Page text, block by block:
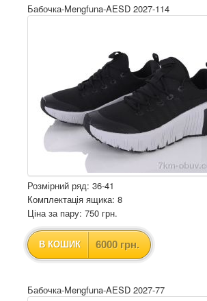
Бабочка-Mengfuna-AESD 2027-114
Розмірний ряд: 36-41
Комплектація ящика: 8
Ціна за пару: 750 грн.
В КОШИК 6000 грн.
Бабочка-Mengfuna-AESD 2027-77